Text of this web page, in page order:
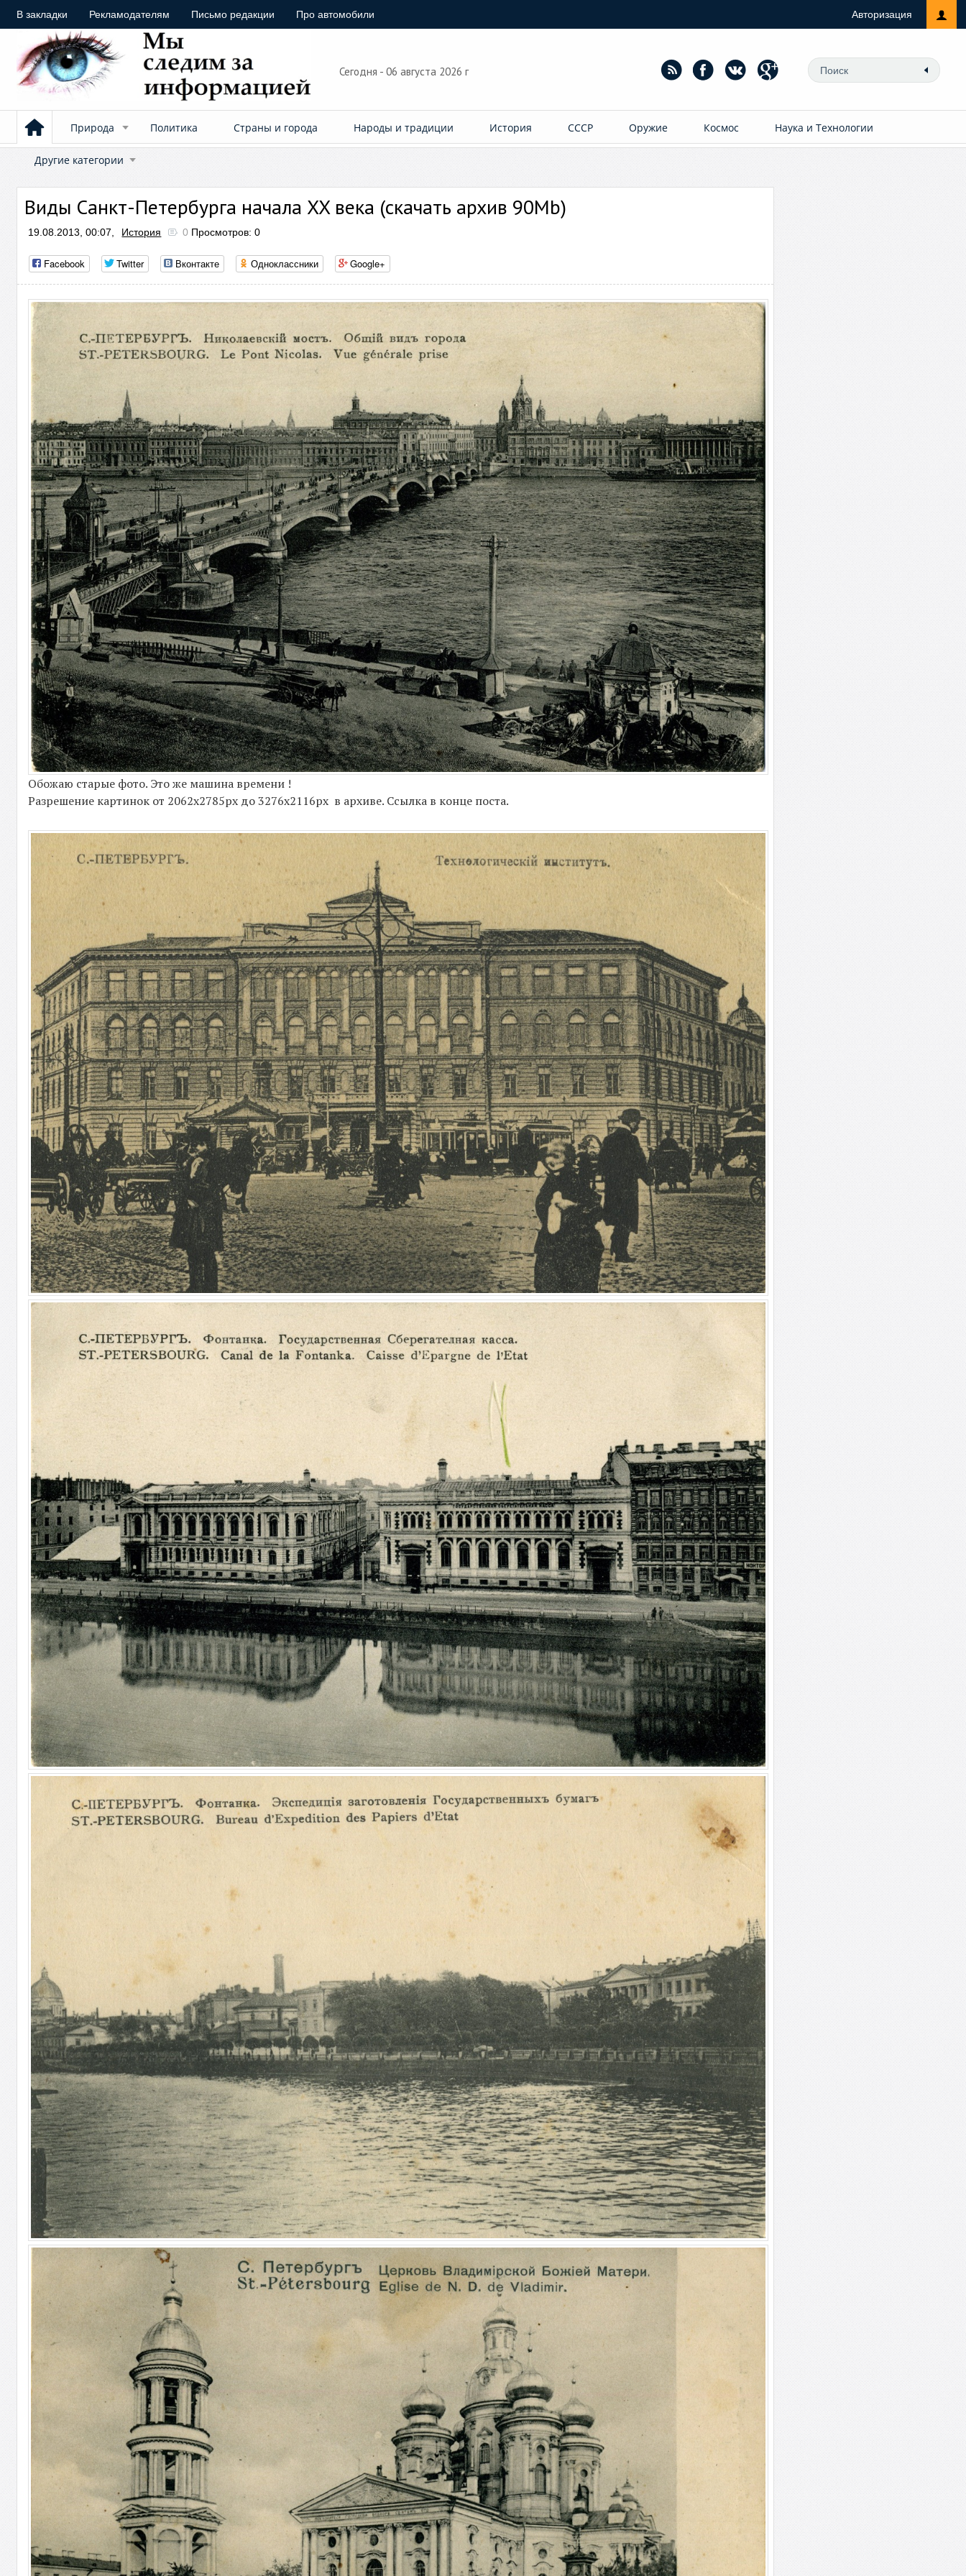
В закладки Рекламодателям Письмо редакции Про автомобили Авторизация
Сегодня - 06 августа 2026 г
Природа Политика Страны и города Народы и традиции История СССР Оружие Космос Наука и Технологии
Другие категории
Виды Санкт-Петербурга начала XX века (скачать архив 90Mb)
19.08.2013, 00:07, История 0 Просмотров: 0
Facebook Twitter Вконтакте Одноклассники Google+
Обожаю старые фото. Это же машина времени !
Разрешение картинок от 2062x2785px до 3276x2116px в архиве. Ссылка в конце поста.